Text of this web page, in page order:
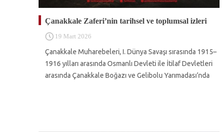
Çanakkale Zaferi’nin tarihsel ve toplumsal izleri
19 Mart 2026
Çanakkale Muharebeleri, I. Dünya Savaşı sırasında 1915–
1916 yılları arasında Osmanlı Devleti ile İtilaf Devletleri
arasında Çanakkale Boğazı ve Gelibolu Yarımadası’nda